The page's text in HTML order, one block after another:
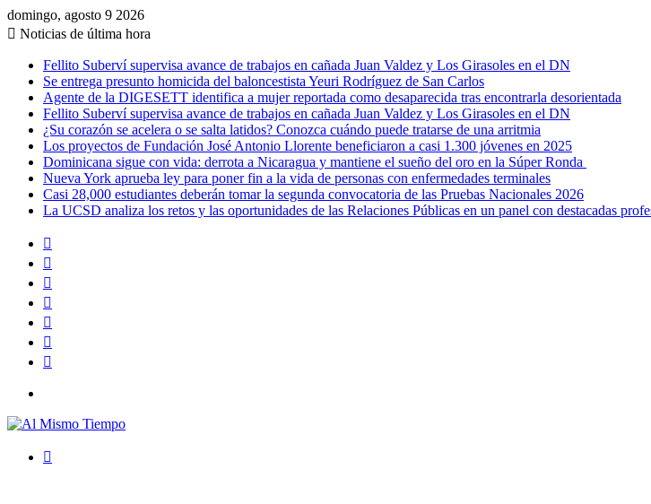
domingo, agosto 9 2026
Noticias de última hora
Fellito Suberví supervisa avance de trabajos en cañada Juan Valdez y Los Girasoles en el DN
Se entrega presunto homicida del baloncestista Yeuri Rodríguez de San Carlos
Agente de la DIGESETT identifica a mujer reportada como desaparecida tras encontrarla desorientada
Fellito Suberví supervisa avance de trabajos en cañada Juan Valdez y Los Girasoles en el DN
¿Su corazón se acelera o se salta latidos? Conozca cuándo puede tratarse de una arritmia
Los proyectos de Fundación José Antonio Llorente beneficiaron a casi 1.300 jóvenes en 2025
Dominicana sigue con vida: derrota a Nicaragua y mantiene el sueño del oro en la Súper Ronda
Nueva York aprueba ley para poner fin a la vida de personas con enfermedades terminales
Casi 28,000 estudiantes deberán tomar la segunda convocatoria de las Pruebas Nacionales 2026
La UCSD analiza los retos y las oportunidades de las Relaciones Públicas en un panel con destacadas
azar